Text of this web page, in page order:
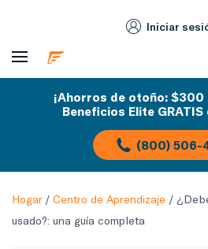
Iniciar
¡Ahorros de otoño: $300
Beneficios Elite GRATIS
(800) 506-
Hogar/ Centro de Aprendizaje /
usado?: una guía completa